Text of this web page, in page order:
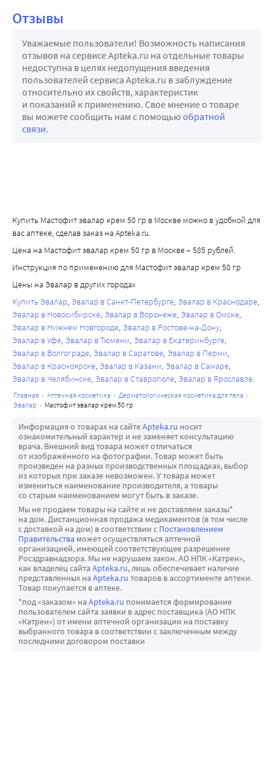
Отзывы
Уважаемые пользователи! Возможность написания
отзывов на сервисе Apteka.ru на отдельные товары
недоступна в целях недопущения введения
пользователей сервиса Apteka.ru в заблуждение
относительно их свойств, характеристик
и показаний к применению. Свое мнение о товаре
вы можете сообщить нам с помощью обратной
связи.
Купить Мастофит эвалар крем 50 гр в Москве можно в удобной для
вас аптеке, сделав заказ на Apteka.ru.
Цена на Мастофит эвалар крем 50 гр в Москве – 585 рублей.
Инструкция по применению для Мастофит эвалар крем 50 гр
Цены на Эвалар в других городах
Купить Эвалар Эвалар в Санкт-Петербурге Эвалар в Краснодаре
Эвалар в Новосибирске Эвалар в Воронеже Эвалар в Омске
Эвалар в Нижнем Новгороде Эвалар в Ростове-на-Дону
Эвалар в Уфе Эвалар в Тюмени Эвалар в Екатеринбурге
Эвалар в Волгограде Эвалар в Саратове Эвалар в Перми
Эвалар в Красноярске Эвалар в Казани Эвалар в Самаре
Эвалар в Челябинске Эвалар в Ставрополе Эвалар в Ярославле
главная аптечная косметика
дерматологическая косметика для тела
эвалар
мастофит эвалар крем 50 гр
Информация о товарах на сайтеApteka.ru носит
ознакомительный характер и не заменяет консультацию
врача. Внешний вид товара может отличаться
от изображённого на фотографии. Товар может быть
произведен на разных производственных площадках, выбор
из которых при заказе невозможен. У товара может
измениться наименование производителя, а товары
со старым наименованием могут быть в заказе.
Мы не продаем товары на сайте и не доставляем заказы*
на дом. Дистанционная продажа медикаментов (в том числе
с доставкой на дом) в соответствии с Постановлением
Правительства может осуществляться аптечной
организацией, имеющей соответствующее разрешение
Росздравнадзора. Мы не нарушаем закон. АО НПК «Катрен»,
как владелец сайта Apteka.ru, лишь обеспечивает наличие
представленных на Apteka.ru товаров в ассортименте аптеки.
Товар покупается в аптеке.
*под «заказом» на Apteka.ru понимается формирование
пользователем сайта заявки в адрес поставщика (АО НПК
«Катрен») от имени аптечной организации на поставку
выбранного товара в соответствии с заключенным между
последними договором поставки